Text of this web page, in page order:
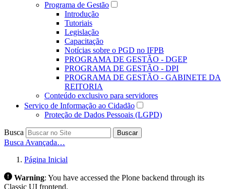
Programa de Gestão
Introdução
Tutoriais
Legislação
Capacitação
Notícias sobre o PGD no IFPB
PROGRAMA DE GESTÃO - DGEP
PROGRAMA DE GESTÃO - DPI
PROGRAMA DE GESTÃO - GABINETE DA
REITORIA
Conteúdo exclusivo para servidores
Serviço de Informação ao Cidadão
Proteção de Dados Pessoais (LGPD)
Busca Buscar
Busca Avançada…
Página Inicial
Warning: You have accessed the Plone backend through its
Classic UI frontend.